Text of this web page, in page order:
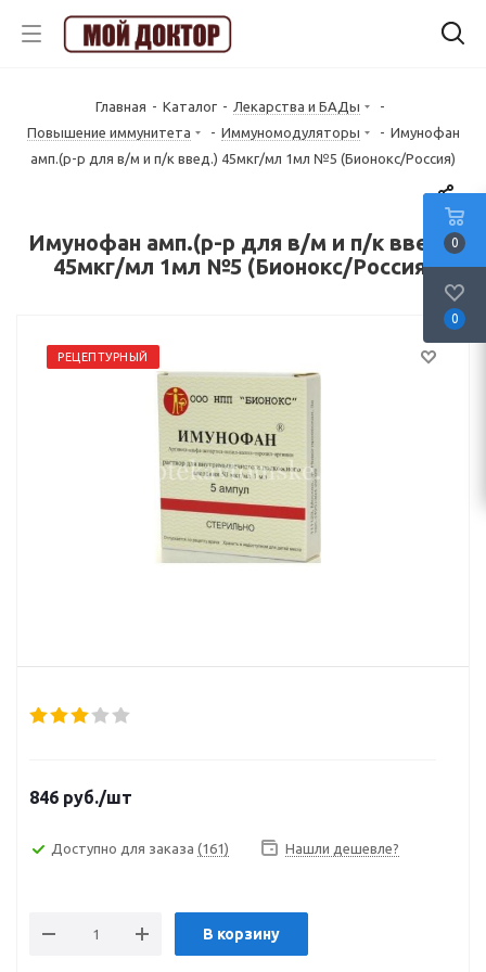
Главная - Каталог - Лекарства и БАДы
-
Повышение иммунитета
- Иммуномодуляторы - Имунофан
амп.(р-р для в/м и п/к введ.) 45мкг/мл 1мл №5 (Бионокс/Россия)
Имунофан амп.(р-р для в/м и п/к введ.)
45мкг/мл 1мл №5 (Бионокс/Россия)
РЕЦЕПТУРНЫЙ
846 руб./шт
Доступно для заказа (161) Нашли дешевле?
В корзину
0
0